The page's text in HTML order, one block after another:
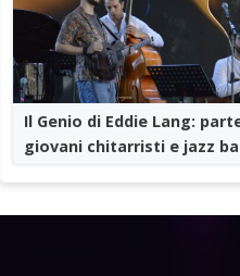
Il Genio di Eddie Lang:
giovani chitarristi e jazz